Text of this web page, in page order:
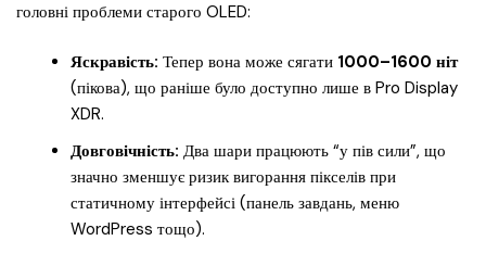
головні проблеми старого OLED:
Яскравість: Тепер вона може сягати 1000–1600 ніт
(пікова), що раніше було доступно лише в Pro Display
XDR.
Довговічність: Два шари працюють “у пів сили”, що
значно зменшує ризик вигорання пікселів при
статичному інтерфейсі (панель завдань, меню
WordPress тощо).